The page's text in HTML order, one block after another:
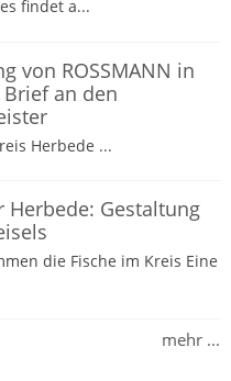
findet a...
von ROSSMANN in
an den
Herbede ...
Herbede: Gestaltung
die Fische im Kreis Eine
mehr ...